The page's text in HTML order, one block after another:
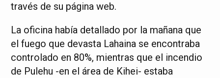
través de su página web.
La oficina había detallado por la mañana que
el fuego que devasta Lahaina se encontraba
controlado en 80%, mientras que el incendio
de Pulehu -en el área de Kihei- estaba